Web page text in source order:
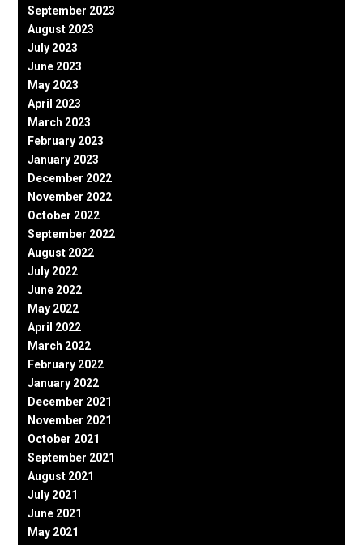
September 2023
August 2023
July 2023
June 2023
May 2023
April 2023
March 2023
February 2023
January 2023
December 2022
November 2022
October 2022
September 2022
August 2022
July 2022
June 2022
May 2022
April 2022
March 2022
February 2022
January 2022
December 2021
November 2021
October 2021
September 2021
August 2021
July 2021
June 2021
May 2021